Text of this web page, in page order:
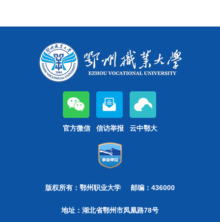
官方微信 信访举报 云中鄂大
版权所有：鄂州职业大学 邮编：436000
地址：湖北省鄂州市凤凰路78号